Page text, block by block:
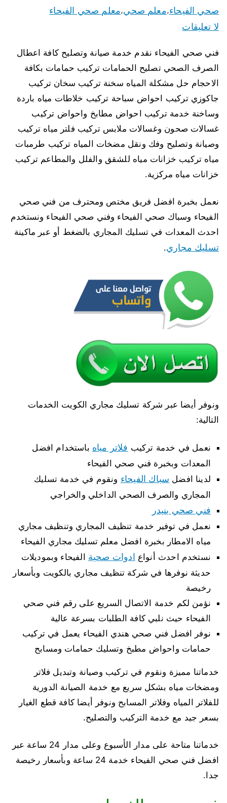
صحي الفيحاء،معلم صحي،معلم صحي الفيحاء
لا تعليقات
فني صحي الفيحاء نقدم خدمة صيانة وتصليح كافة اعطال
الصرف الصحي تصليح الحمامات تركيب حمامات بكافة
الاحجام حل مشكلة المياه سخنة تركيب سخان تركيب
جاكوزي تركيب احواض سباحة تركيب خلاطات مياه باردة
وساخنة خدمة تركيب احواض مطابخ واحواض تركيب
غسالات صحون وغسالات ملابس تركيب فلتر مياه تركيب
وصيانة وتصليح وفك ونقل مضخات المياه تركيب طرمبات
مياه تركيب خزانات مياه للشقق والفلل والمطاعم تركيب
خزانات مياه مركزية.
نعمل بخبرة افضل فريق مختص ومحترف من فني صحي
الفيحاء وسباك صحي الفيحاء وفني صحي الفيحاء ونستخدم
احدث المعدات في تسليك المجاري بالضغط أو عبر ماكينة
تسليك مجاري.
ونوفر أيضا عبر شركة تسليك مجاري الكويت الخدمات
التالية:
نعمل في خدمة تركيب فلاتر مياه باستخدام افضل
المعدات وبخبرة فني صحي الفيحاء
لدينا افضل سباك الفيحاء ونقوم في خدمة تسليك
المجاري والصرف الصحي الداخلي والخراجي
فني صحي بنيدر
نعمل في توفير خدمة تنظيف المجاري وتنظيف مجاري
مياه الامطار بخبرة افضل معلم تسليك مجاري الفيحاء
نستخدم احدث أنواع ادوات صحية الفيحاء وبموديلات
حديثة نوفرها في شركة تنظيف مجاري بالكويت وبأسعار
رخيصة
نؤمن لكم خدمة الاتصال السريع على رقم فني صحي
الفيحاء حيث نلبي كافة الطلبات بسرعة عالية
نوفر افضل فني صحي هندي الفيحاء يعمل في تركيب
حمامات واحواض مطبخ وتسليك حمامات ومسابح
خدماتنا مميزة ونقوم في تركيب وصيانة وتبديل فلاتر
ومضخات مياه بشكل سريع مع خدمة الصيانة الدورية
للفلاتر المياه وفلاتر المسابح ونوفر أيضا كافة قطع الغيار
بسعر جيد مع خدمة التركيب والتصليح.
خدماتنا متاحة على مدار الأسبوع وعلى مدار 24 ساعة عبر
افضل فني صحي الفيحاء خدمة 24 ساعة وبأسعار رخيصة
جدا.